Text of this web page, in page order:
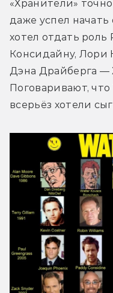
«Хранители»
даже успел начать
хотел отдать
Консидайну,
Дэна Драйберга —
Поговаривают,
всерьёз хотели